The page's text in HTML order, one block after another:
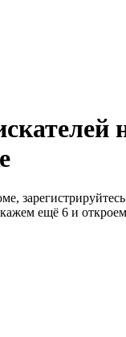
зарегистрируйтесь
ещё 6 и